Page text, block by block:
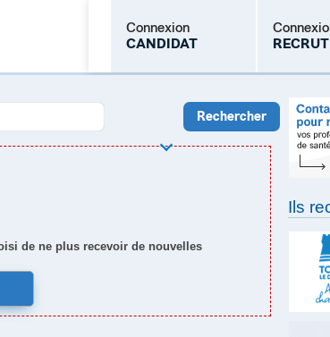
Connexion
CANDIDAT
Mot de passe
de ne plus recevoir de nouvelles
Ils